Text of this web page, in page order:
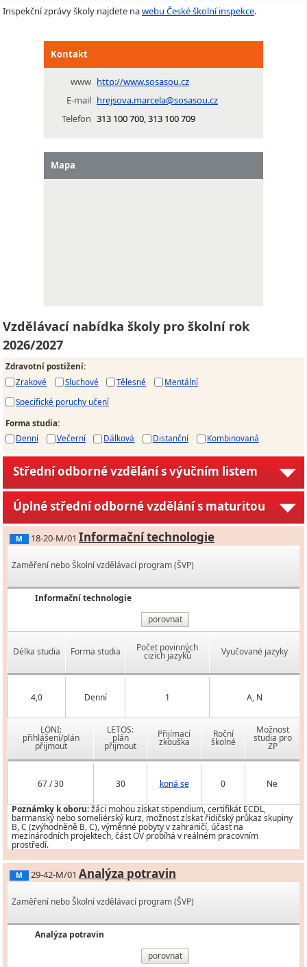
Inspekční zprávy školy najdete nawebu České školní inspekce.
Kontakt
www http://www.sosasou.cz
E-mail hrejsova.marcela@sosasou.cz
Telefon 313 100 700, 313 100 709
Mapa
Vzdělávací nabídka školy pro školní rok
2026/2027
Zdravotní postižení:
Zrakové
Sluchové Tělesné
Mentální
Specifické poruchy učení
Forma studia:
Denní
Večerní Dálková Distanční Kombinovaná
Střední odborné vzdělání s výučním listem
Úplné střední odborné vzdělání s maturitou
M 18-20-M/01 Informační technologie
Zaměření nebo Školní vzdělávací program (ŠVP)
Informační technologie
porovnat
Délka studia Forma studia Počet povinných
cizích jazyků Vyučované jazyky
4,0 Denní 1 A, N
LONI:
přihlášení/plán
přijmout
LETOS:
plán
přijmout
Přijímací
zkouška
Roční
školné
Možnost
studia pro
ZP
67 / 30 30 koná se 0 Ne
Poznámky k oboru:žáci mohou získat stipendium, certifikát ECDL,
barmanský nebo someliérský kurz, možnost získat řidičský průkaz skupiny
B, C (zvýhodněně B, C), výměnné pobyty v zahraničí, účast na
mezinárodních projektech, část OV probíhá v reálném pracovním
prostředí.
M 29-42-M/01 Analýza potravin
Zaměření nebo Školní vzdělávací program (ŠVP)
Analýza potravin
porovnat